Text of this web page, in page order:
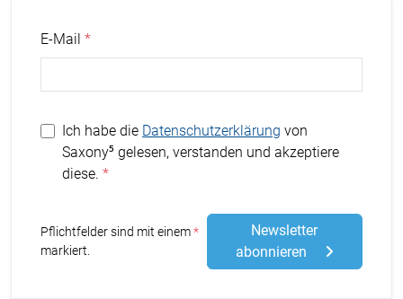
E-Mail
Ich habe die Datenschutzerklärung von
Saxony⁵ gelesen, verstanden und akzeptiere
diese.
Pflichtfelder sind mit einem Stern
markiert.
Newsletter
abonnieren